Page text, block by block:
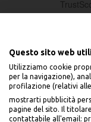
Seguici sui
Questo sito web
Utilizziamo cookie
per la navigazione),
profilazione (relativi
mostrarti pubblicità
pagine del sito. Il titolare
contattabile all'email: